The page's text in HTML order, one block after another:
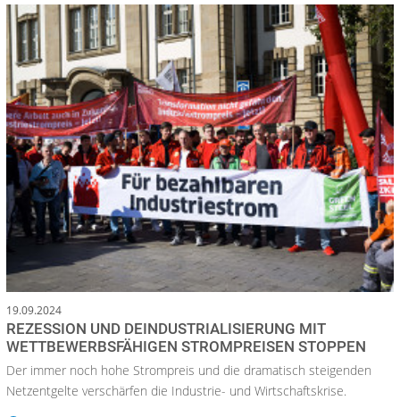
19.09.2024
REZESSION UND DEINDUSTRIALISIERUNG MIT
WETTBEWERBSFÄHIGEN STROMPREISEN STOPPEN
Der immer noch hohe Strompreis und die dramatisch steigenden
Netzentgelte verschärfen die Industrie- und Wirtschaftskrise.